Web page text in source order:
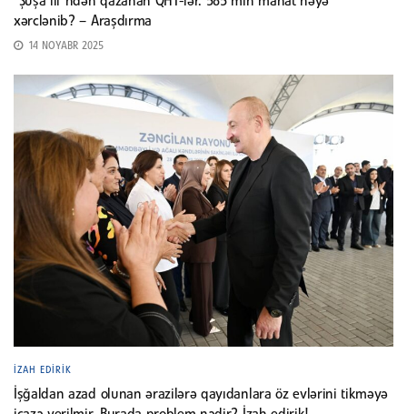
xərclənib? – Araşdırma
14 NOYABR 2025
İZAH EDIRIK
İşğaldan azad olunan ərazilərə qayıdanlara öz evlərini tikməyə